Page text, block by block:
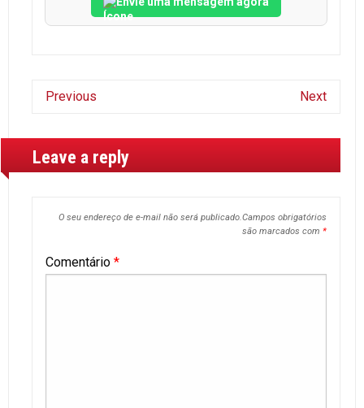
Previous Next
Leave a reply
O seu endereço de e-mail não será publicado.Campos obrigatórios
são marcados com *
Comentário *